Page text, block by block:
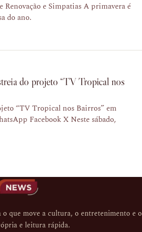
Renovação e Simpatias A primavera é
do ano.
do projeto “TV Tropical nos
“TV Tropical nos Bairros” em
Facebook X Neste sábado,
o que move a cultura, o entretenimento e o
e leitura rápida.